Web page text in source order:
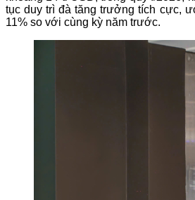
tục duy trì đà tăng trưởng tích cực,
11% so với cùng kỳ năm trước.